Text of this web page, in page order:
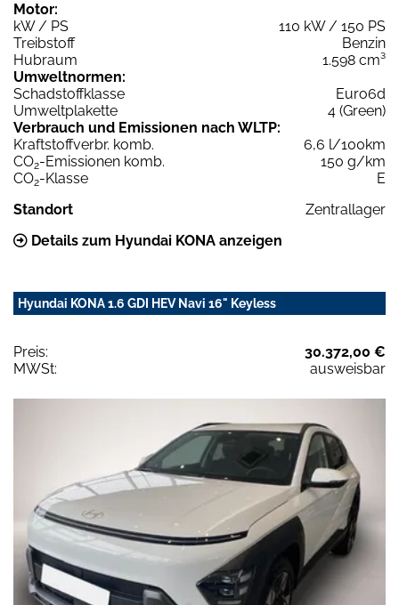
Motor:
kW / PS
110 kW / 150 PS
Treibstoff
Benzin
Hubraum
1.598 cm³
Umweltnormen:
Schadstoffklasse
Euro6d
Umweltplakette
4 (Green)
Verbrauch und Emissionen nach WLTP:
Kraftstoffverbr. komb.
6,6 l/100km
CO2-Emissionen komb.
150 g/km
CO2-Klasse
E
Standort
Zentrallager
Details zum Hyundai KONA anzeigen
Hyundai KONA 1.6 GDI HEV Navi 16" Keyless
Preis:
30.372,00 €
MWSt:
ausweisbar